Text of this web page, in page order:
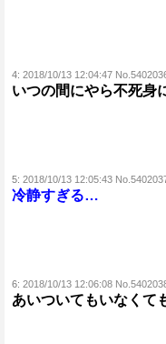
4: 2018/10/13 12:04:47
いつの間にやら不死身
5: 2018/10/13 12:05:43
冷静すぎる…
6: 2018/10/13 12:06:08
あいついてもいなくて